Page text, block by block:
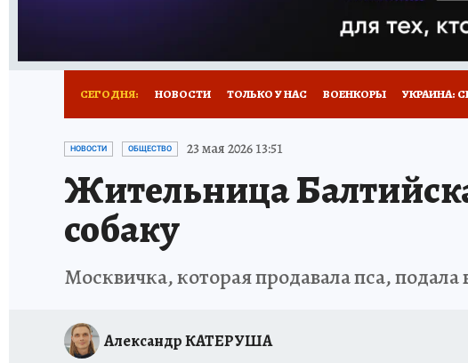
СЕГОДНЯ: НОВОСТИ ТОЛЬКО У НАС ВОЕНКОРЫ УКРАИНА:
ИСПЫТАНО НА СЕБЕ
НОВОСТИ ОБЩЕСТВО 23 мая 2026 13:51
Жительница
собаку
Москвичка, которая продавала пса, подала
Александр КАТЕРУША